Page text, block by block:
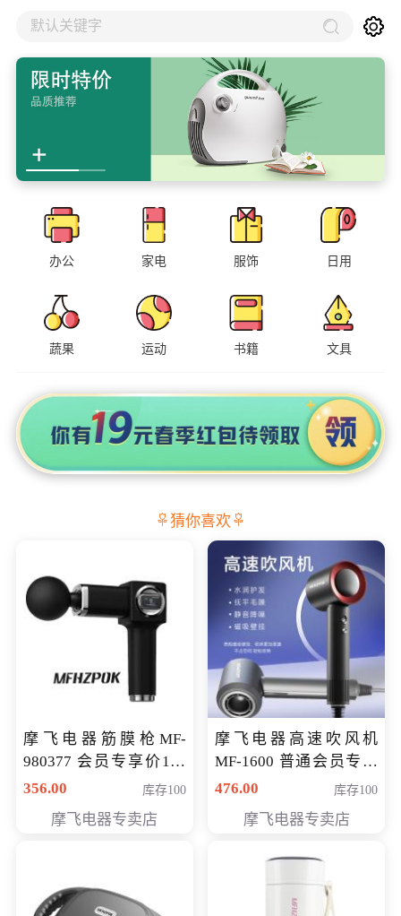
默认关键字
办公 家电 服饰 日用
蔬果 运动 书籍 文具
猜你喜欢
摩飞电器筋膜枪MF-
980377 会员专享价199
元
356.00 库存100
摩飞电器专卖店
摩飞电器高速吹风机
MF-1600 普通会员专享
价298元
476.00 库存100
摩飞电器专卖店